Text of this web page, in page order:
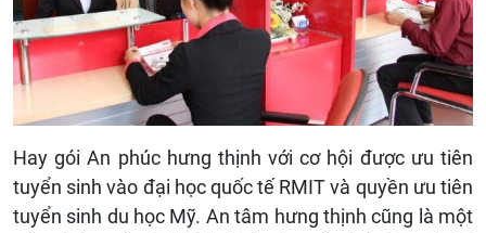
Hay gói An phúc hưng thịnh với cơ hội được ưu tiên
tuyển sinh vào đại học quốc tế RMIT và quyền ưu tiên
tuyển sinh du học Mỹ. An tâm hưng thịnh cũng là một